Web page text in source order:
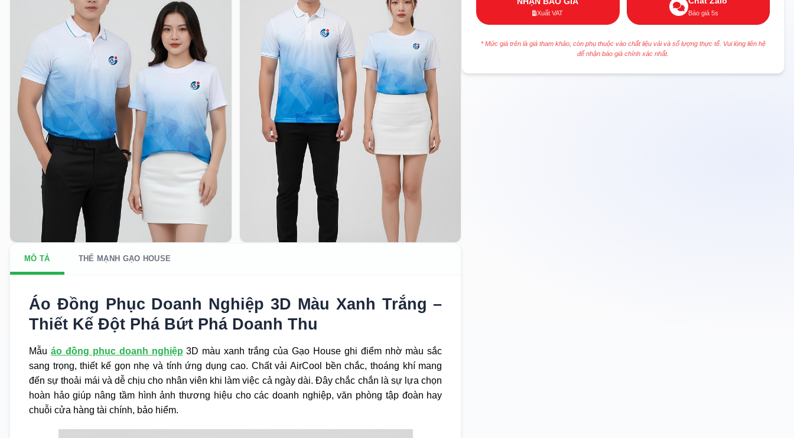
MÔ TẢ THẾ MẠNH GẠO HOUSE
Áo Đồng Phục Doanh Nghiệp 3D Màu Xanh Trắng –
Thiết Kế Đột Phá Bứt Phá Doanh Thu
Mẫu áo đồng phục doanh nghiệp 3D màu xanh trắng của Gạo House ghi điểm nhờ màu sắc
sang trọng, thiết kế gọn nhẹ và tính ứng dụng cao. Chất vải AirCool bền chắc, thoáng khí mang
đến sự thoải mái và dễ chịu cho nhân viên khi làm việc cả ngày dài. Đây chắc chắn là sự lựa chọn
hoàn hảo giúp nâng tầm hình ảnh thương hiệu cho các doanh nghiệp, văn phòng tập đoàn hay
chuỗi cửa hàng tài chính, bảo hiểm.
Xuất VAT Báo giá 5s
* Mức giá trên là giá tham khảo, còn phụ thuộc vào chất liệu vải và số lượng thực tế. Vui lòng liên hệ
để nhận báo giá chính xác nhất.